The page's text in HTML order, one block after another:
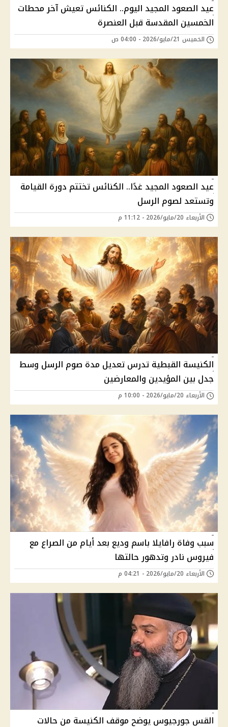
عيد الصعود المجيد اليوم.. الكنائس تعيش آخر محطات
الخمسين المقدسة قبل العنصرة
الخميس 21/مايو/2026 - 04:00 ص
عيد الصعود المجيد غدًا.. الكنائس تختتم دورة القيامة
وتستعد لصوم الرسل
الأربعاء 20/مايو/2026 - 11:12 م
الكنيسة القبطية تدرس تعديل مدة صوم الرسل وسط
جدل بين المؤيدين والمعارضين
الأربعاء 20/مايو/2026 - 10:00 م
سبب وفاة رافايلا باسم وديع بعد أيام من الصراع مع
فيروس نادر وتدهور حالتها
الأربعاء 20/مايو/2026 - 04:21 م
القس جورجيوس يوضح موقف الكنيسة من حالات